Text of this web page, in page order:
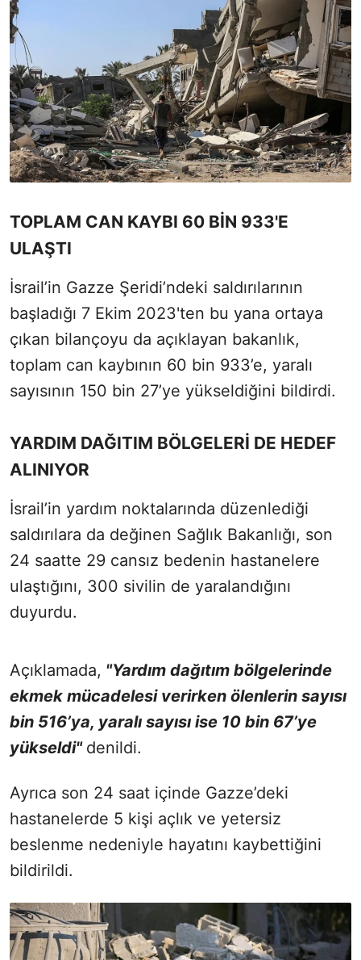
TOPLAM CAN KAYBI 60 BİN 933'E
ULAŞTI
İsrail’in Gazze Şeridi’ndeki saldırılarının
başladığı 7 Ekim 2023'ten bu yana ortaya
çıkan bilançoyu da açıklayan bakanlık,
toplam can kaybının 60 bin 933’e, yaralı
sayısının 150 bin 27’ye yükseldiğini bildirdi.
YARDIM DAĞITIM BÖLGELERİ DE HEDEF
ALINIYOR
İsrail’in yardım noktalarında düzenlediği
saldırılara da değinen Sağlık Bakanlığı, son
24 saatte 29 cansız bedenin hastanelere
ulaştığını, 300 sivilin de yaralandığını
duyurdu.
Açıklamada, "Yardım dağıtım bölgelerinde
ekmek mücadelesi verirken ölenlerin sayısı
bin 516’ya, yaralı sayısı ise 10 bin 67’ye
yükseldi" denildi.
Ayrıca son 24 saat içinde Gazze’deki
hastanelerde 5 kişi açlık ve yetersiz
beslenme nedeniyle hayatını kaybettiğini
bildirildi.